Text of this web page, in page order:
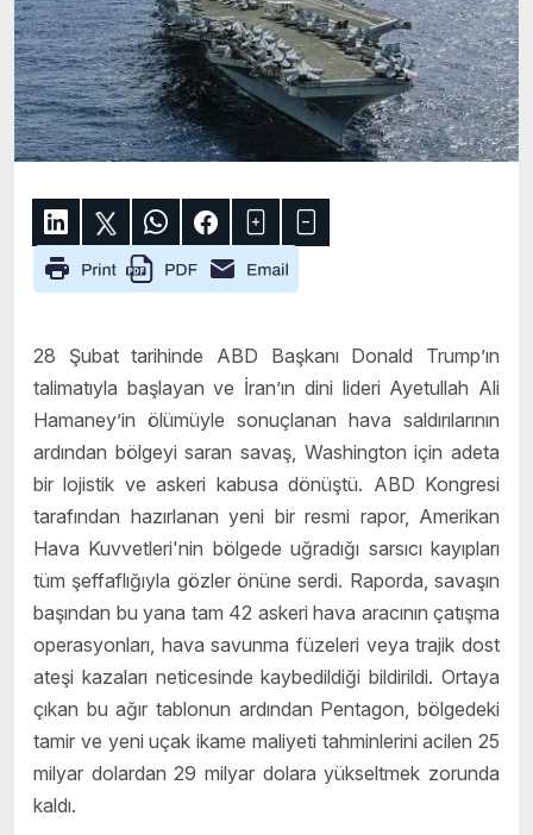
28 Şubat tarihinde ABD Başkanı Donald Trump’ın
talimatıyla başlayan ve İran’ın dini lideri Ayetullah Ali
Hamaney’in ölümüyle sonuçlanan hava saldırılarının
ardından bölgeyi saran savaş, Washington için adeta
bir lojistik ve askeri kabusa dönüştü. ABD Kongresi
tarafından hazırlanan yeni bir resmi rapor, Amerikan
Hava Kuvvetleri'nin bölgede uğradığı sarsıcı kayıpları
tüm şeffaflığıyla gözler önüne serdi. Raporda, savaşın
başından bu yana tam 42 askeri hava aracının çatışma
operasyonları, hava savunma füzeleri veya trajik dost
ateşi kazaları neticesinde kaybedildiği bildirildi. Ortaya
çıkan bu ağır tablonun ardından Pentagon, bölgedeki
tamir ve yeni uçak ikame maliyeti tahminlerini acilen 25
milyar dolardan 29 milyar dolara yükseltmek zorunda
kaldı.